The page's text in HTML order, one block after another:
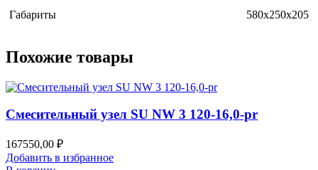
Габариты 580x250x205
Похожие товары
Смесительный узел SU NW 3 120-16,0-pr
167550,00 ₽
Добавить в избранное